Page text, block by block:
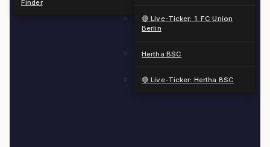
Finder
🔴 Live-Ticker: 1. FC Union
Berlin
Hertha BSC
🔴 Live-Ticker: Hertha BSC